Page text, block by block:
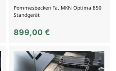
Pommesbecken Fa. MKN Optima 850
Standgerät
899,00€